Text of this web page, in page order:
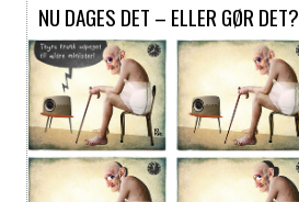
NU DAGES DET – ELLER GØR DET?